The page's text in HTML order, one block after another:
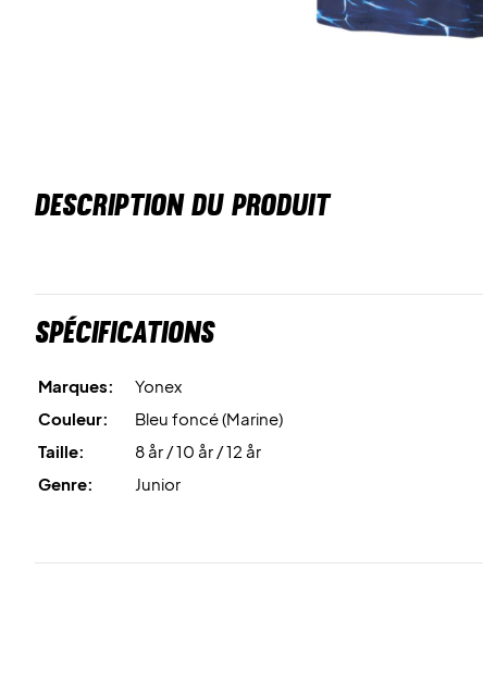
DESCRIPTION DU PRODUIT
Spécifications
Marques:
Yonex
Couleur:
Bleu foncé (Marine)
Taille:
8 år / 10 år / 12 år
Genre:
Junior